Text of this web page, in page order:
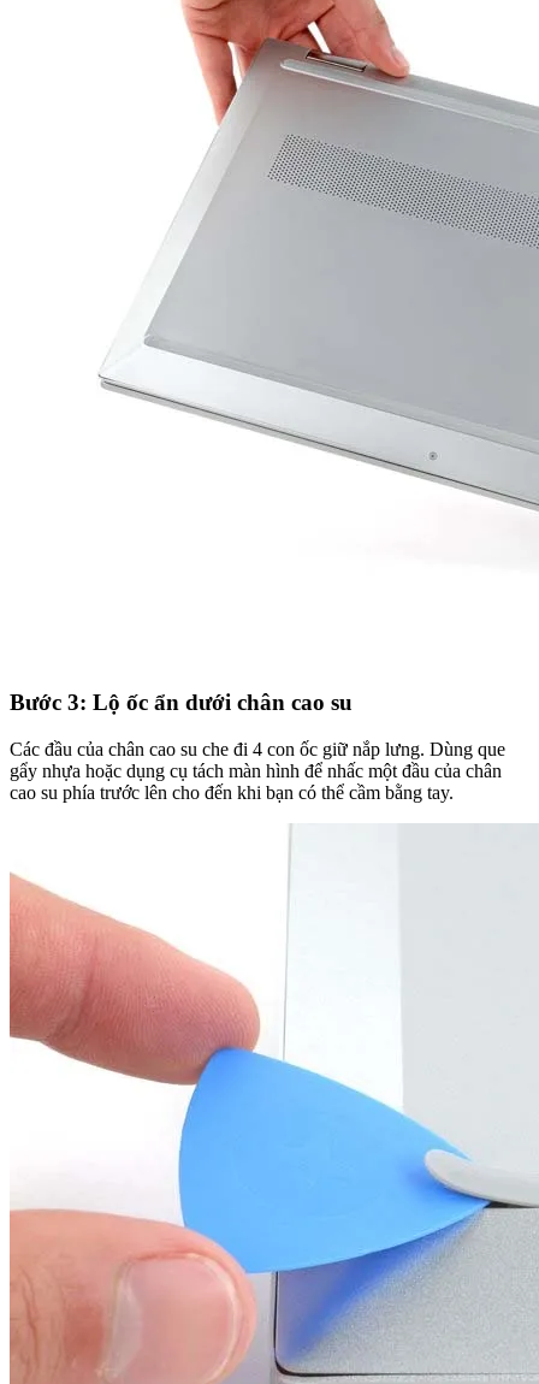
Bước 3: Lộ ốc ẩn dưới chân cao su
Các đầu của chân cao su che đi 4 con ốc giữ nắp lưng. Dùng que
gẩy nhựa hoặc dụng cụ tách màn hình để nhấc một đầu của chân
cao su phía trước lên cho đến khi bạn có thể cầm bằng tay.